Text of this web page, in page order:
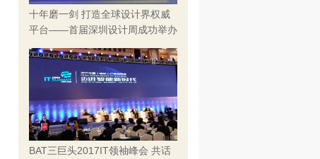
十年磨一剑 打造全球设计界权威
平台——首届深圳设计周成功举办
BAT三巨头2017IT领袖峰会 共话